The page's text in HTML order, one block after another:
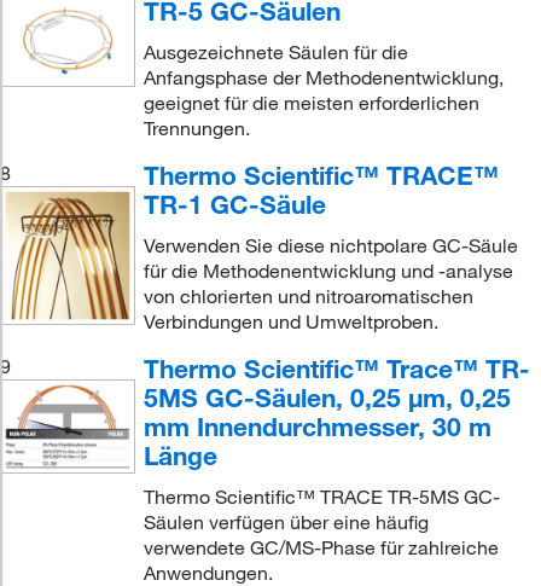
TR-5 GC-Säulen
Ausgezeichnete Säulen für die
Anfangsphase der Methodenentwicklung,
geeignet für die meisten erforderlichen
Trennungen.
8
Thermo Scientific™ TRACE™
TR-1 GC-Säule
Verwenden Sie diese nichtpolare GC-Säule
für die Methodenentwicklung und -analyse
von chlorierten und nitroaromatischen
Verbindungen und Umweltproben.
9
Thermo Scientific™ Trace™ TR-
5MS GC-Säulen, 0,25 μm, 0,25
mm Innendurchmesser, 30 m
Länge
Thermo Scientific™ TRACE TR-5MS GC-
Säulen verfügen über eine häufig
verwendete GC/MS-Phase für zahlreiche
Anwendungen.